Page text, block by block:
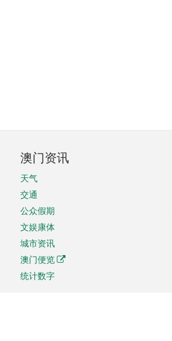
澳门资讯
天气
交通
公众假期
文娱康体
城市资讯
澳门便览
统计数字